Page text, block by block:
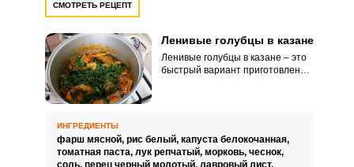
СМОТРЕТЬ РЕЦЕПТ
Ленивые голубцы в казане
Ленивые голубцы в казане – это
быстрый вариант приготовления
специи, а количество
затраченного времени гораздо
меньше.
ИНГРЕДИЕНТЫ
фарш мясной, рис белый, капуста белокочанная,
томатная паста, лук репчатый, морковь, чеснок,
соль, перец черный молотый, лавровый лист,